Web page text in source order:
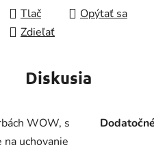
Tlač Opýtať sa
Zdieľať
Diskusia
WOW, s
uchovanie